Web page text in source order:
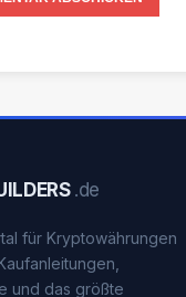
.de
für Kryptowährungen
und das größte